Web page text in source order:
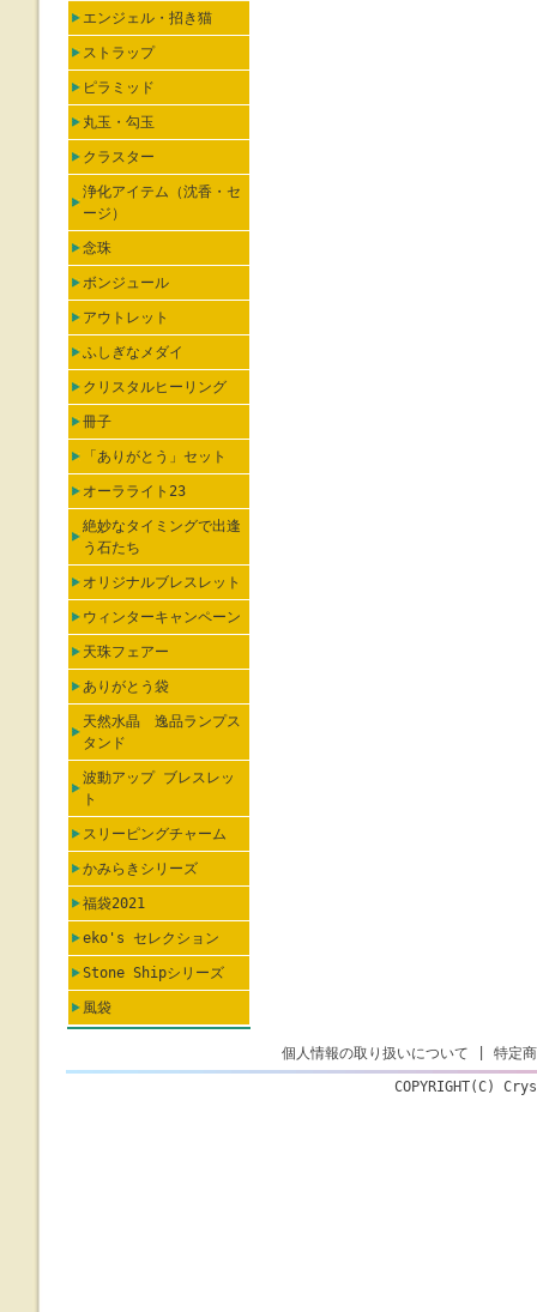
エンジェル・招き猫
ストラップ
ピラミッド
丸玉・勾玉
クラスター
浄化アイテム（沈香・セ
ージ）
念珠
ボンジュール
アウトレット
ふしぎなメダイ
クリスタルヒーリング
冊子
「ありがとう」セット
オーラライト23
絶妙なタイミングで出逢
う石たち
オリジナルブレスレット
ウィンターキャンペーン
天珠フェアー
ありがとう袋
天然水晶 逸品ランプス
タンド
波動アップ ブレスレッ
ト
スリーピングチャーム
かみらきシリーズ
福袋2021
eko's セレクション
Stone Shipシリーズ
風袋
個人情報の取り扱いについて
特定
COPYRIGHT(C)